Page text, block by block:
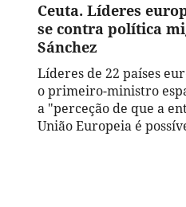
Ceuta. Líderes
se contra política
Sánchez
Líderes de 22 países
o primeiro-ministro
a "perceção de que a
União Europeia é